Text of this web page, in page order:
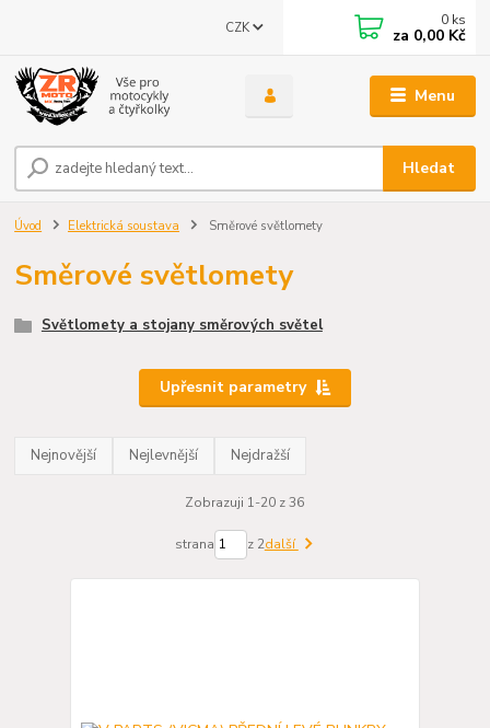
Menu
CZK
Hledat
0 ks
za 0,00 Kč
Úvod Elektrická soustava Směrové světlomety
Směrové světlomety
Světlomety a stojany směrových světel
Upřesnit parametry
Nejnovější Nejlevnější Nejdražší
Zobrazuji 1-20 z 36
strana z 2další